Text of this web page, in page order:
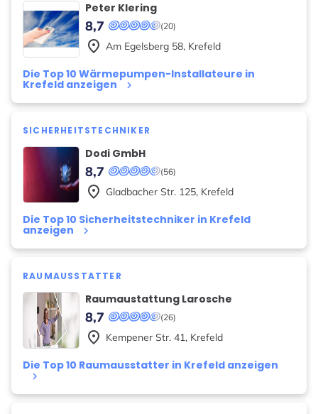
Peter Klering
(20)
8,7
Die Top 10 Wärmepumpen-Installateure in
Krefeld anzeigen keyboard_arrow_right
place Am Egelsberg 58, Krefeld
SICHERHEITSTECHNIKER
Dodi GmbH
(56)
8,7
Die Top 10 Sicherheitstechniker in Krefeld
anzeigen keyboard_arrow_right
place Gladbacher Str. 125, Krefeld
RAUMAUSSTATTER
Raumaustattung Larosche
(26)
8,7
Die Top 10 Raumausstatter in Krefeld anzeigen
keyboard_arrow_right
place Kempener Str. 41, Krefeld